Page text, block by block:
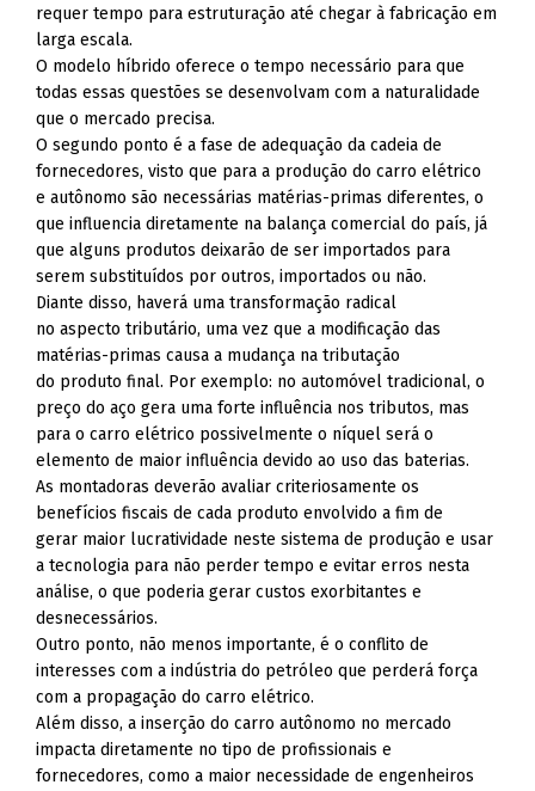
requer tempo para estruturação até chegar à fabricação em
larga escala.
O modelo híbrido oferece o tempo necessário para que
todas essas questões se desenvolvam com a naturalidade
que o mercado precisa.
O segundo ponto é a fase de adequação da cadeia de
fornecedores, visto que para a produção do carro elétrico
e autônomo são necessárias matérias-primas diferentes, o
que influencia diretamente na balança comercial do país, já
que alguns produtos deixarão de ser importados para
serem substituídos por outros, importados ou não.
Diante disso, haverá uma transformação radical
no aspecto tributário, uma vez que a modificação das
matérias-primas causa a mudança na tributação
do produto final. Por exemplo: no automóvel tradicional, o
preço do aço gera uma forte influência nos tributos, mas
para o carro elétrico possivelmente o níquel será o
elemento de maior influência devido ao uso das baterias.
As montadoras deverão avaliar criteriosamente os
benefícios fiscais de cada produto envolvido a fim de
gerar maior lucratividade neste sistema de produção e usar
a tecnologia para não perder tempo e evitar erros nesta
análise, o que poderia gerar custos exorbitantes e
desnecessários.
Outro ponto, não menos importante, é o conflito de
interesses com a indústria do petróleo que perderá força
com a propagação do carro elétrico.
Além disso, a inserção do carro autônomo no mercado
impacta diretamente no tipo de profissionais e
fornecedores, como a maior necessidade de engenheiros